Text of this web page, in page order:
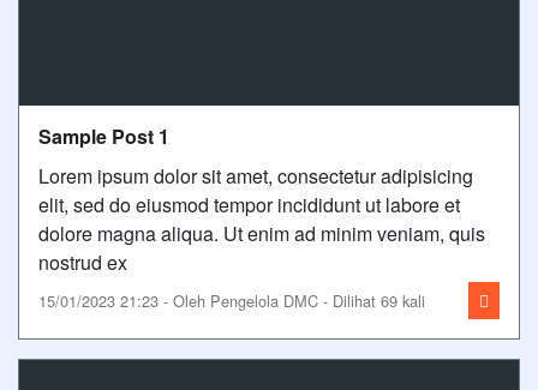
Sample Post 1
Lorem ipsum dolor sit amet, consectetur adipisicing
elit, sed do eiusmod tempor incididunt ut labore et
dolore magna aliqua. Ut enim ad minim veniam, quis
nostrud ex
15/01/2023 21:23 - Oleh Pengelola DMC - Dilihat 69 kali